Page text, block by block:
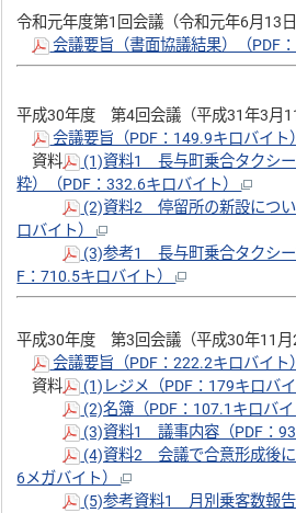
令和元年度第1回会議（令和元年6月13日
会議要旨（書面協議結果）（PDF
平成30年度 第4回会議（平成31年3月11
会議要旨（PDF：149.9キロバイ
資料
(1)資料1 長与町乗合タクシ
粋）（PDF：332.6キロバイト）
(2)資料2 停留所の新設につ
ロバイト）
(3)参考1 長与町乗合タクシ
F：710.5キロバイト）
平成30年度 第3回会議（平成30年11月
会議要旨（PDF：222.2キロバイ
資料
(1)レジメ（PDF：179キロバ
(2)名簿（PDF：107.1キロバ
(3)資料1 議事内容（PDF：
(4)資料2 会議で合意形成後
6メガバイト）
(5)参考資料1 月別乗客数報